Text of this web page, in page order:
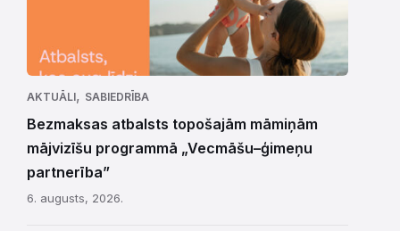
AKTUĀLI, SABIEDRĪBA
Bezmaksas atbalsts topošajām māmiņām
mājvizīšu programmā „Vecmāšu–ģimeņu
partnerība”
6. augusts, 2026.